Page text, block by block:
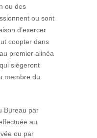
ou des
ou sont
d’exercer
coopter dans
premier alinéa
siégeront
membre du
Bureau par
au
ou par